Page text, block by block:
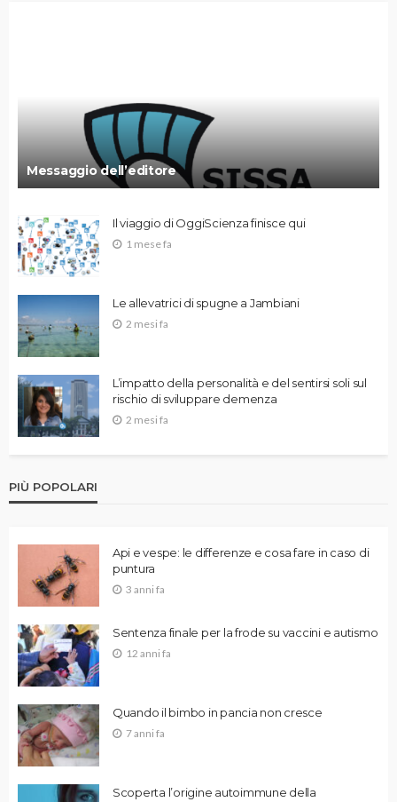
Messaggio dell’editore
Il viaggio di OggiScienza finisce qui
1 mese fa
Le allevatrici di spugne a Jambiani
2 mesi fa
L’impatto della personalità e del sentirsi soli sul
rischio di sviluppare demenza
2 mesi fa
PIÙ POPOLARI
Api e vespe: le differenze e cosa fare in caso di
puntura
3 anni fa
Sentenza finale per la frode su vaccini e autismo
12 anni fa
Quando il bimbo in pancia non cresce
7 anni fa
Scoperta l’origine autoimmune della